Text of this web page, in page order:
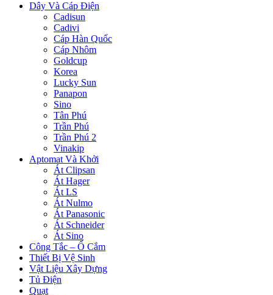
Dây Và Cáp Điện
Cadisun
Cadivi
Cáp Hàn Quốc
Cáp Nhôm
Goldcup
Korea
Lucky Sun
Panapon
Sino
Tân Phú
Trần Phú
Trần Phú 2
Vinakip
Aptomat Và Khởi
Át Clipsan
Át Hager
Át LS
Át Nulmo
Át Panasonic
Át Schneider
Át Sino
Công Tắc – Ổ Cắm
Thiết Bị Vệ Sinh
Vật Liệu Xây Dựng
Tủ Điện
Quạt